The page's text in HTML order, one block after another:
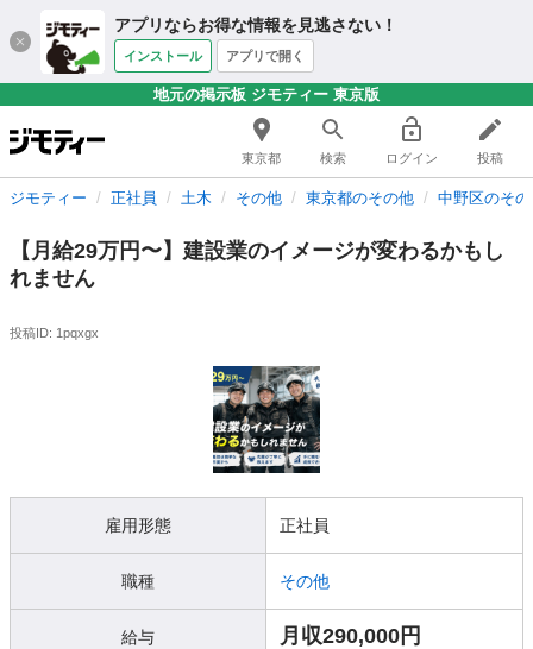
アプリならお得な情報を見逃さない！
インストール アプリで開く
地元の掲示板 ジモティー 東京版
東京都 検索 ログイン 投稿
ジモティー 正社員 土木 その他 東京都のその他 中野区のそ
【月給29万円〜】建設業のイメージが変わるかもし
れません
投稿ID: 1pqxgx
雇用形態 正社員
職種 その他
給与 月収290,000円